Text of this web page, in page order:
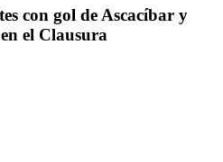
con gol de Ascacíbar y
el Clausura